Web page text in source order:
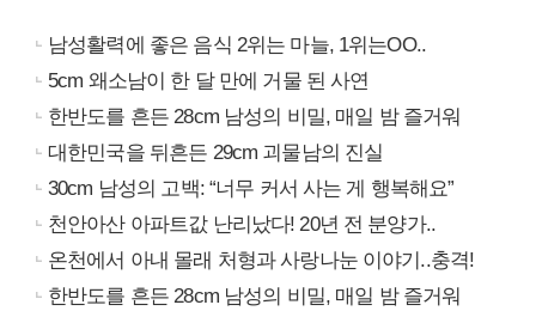
남성활력에 좋은 음식 2위는 마늘, 1위는OO..
5cm 왜소남이 한 달 만에 거물 된 사연
한반도를 흔든 28cm 남성의 비밀, 매일 밤 즐거워
대한민국을 뒤흔든 29cm 괴물남의 진실
30cm 남성의 고백: “너무 커서 사는 게 행복해요”
천안아산 아파트값 난리났다! 20년 전 분양가..
온천에서 아내 몰래 처형과 사랑나눈 이야기..충격!
한반도를 흔든 28cm 남성의 비밀, 매일 밤 즐거워